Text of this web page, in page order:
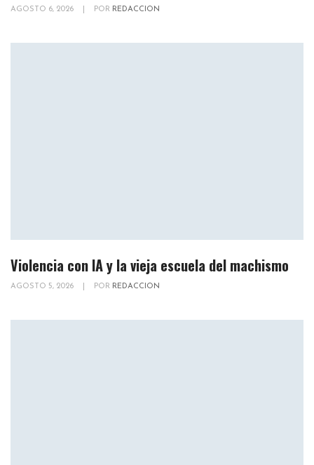
AGOSTO 6, 2026 POR REDACCION
Violencia con IA y la vieja escuela del machismo
AGOSTO 5, 2026 POR REDACCION